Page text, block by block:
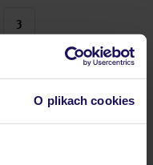
O plikach cookies
3